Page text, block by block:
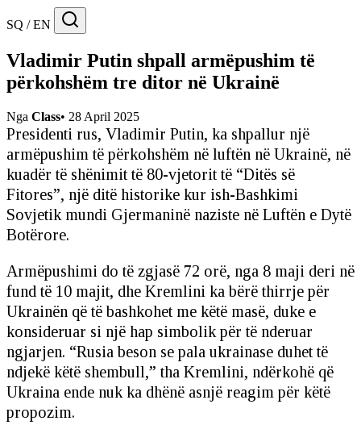
SQ / EN
Vladimir Putin shpall armëpushim të
përkohshëm tre ditor në Ukrainë
Nga Class• 28 April 2025
Presidenti rus, Vladimir Putin, ka shpallur një
armëpushim të përkohshëm në luftën në Ukrainë, në
kuadër të shënimit të 80-vjetorit të “Ditës së
Fitores”, një ditë historike kur ish-Bashkimi
Sovjetik mundi Gjermaninë naziste në Luftën e Dytë
Botërore.
Armëpushimi do të zgjasë 72 orë, nga 8 maji deri në
fund të 10 majit, dhe Kremlini ka bërë thirrje për
Ukrainën që të bashkohet me këtë masë, duke e
konsideruar si një hap simbolik për të nderuar
ngjarjen. “Rusia beson se pala ukrainase duhet të
ndjekë këtë shembull,” tha Kremlini, ndërkohë që
Ukraina ende nuk ka dhënë asnjë reagim për këtë
propozim.